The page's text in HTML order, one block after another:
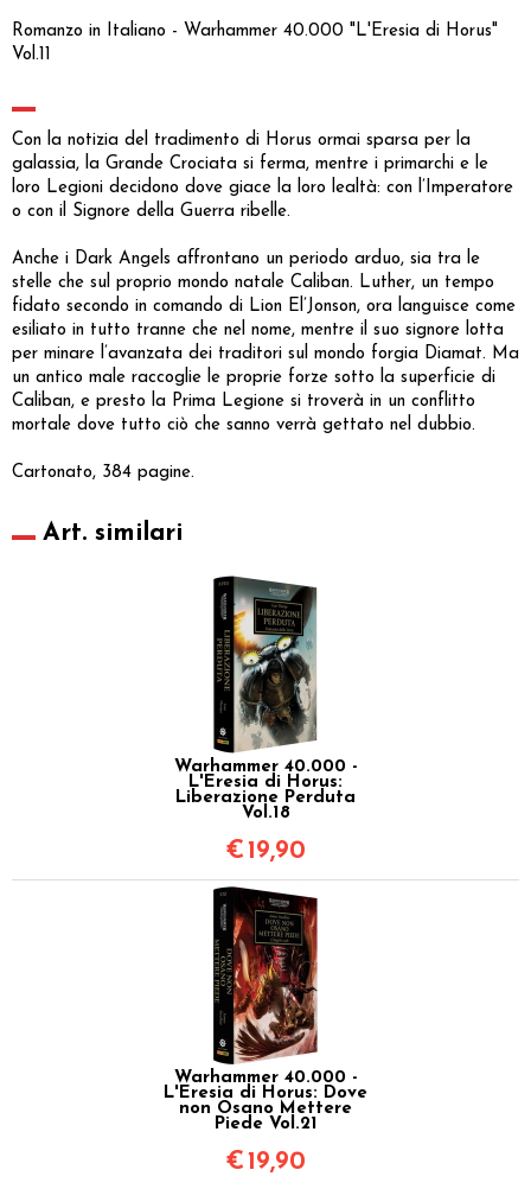
Romanzo in Italiano - Warhammer 40.000 "L'Eresia di Horus"
Vol.11
Con la notizia del tradimento di Horus ormai sparsa per la
galassia, la Grande Crociata si ferma, mentre i primarchi e le
loro Legioni decidono dove giace la loro lealtà: con l’Imperatore
o con il Signore della Guerra ribelle.
Anche i Dark Angels affrontano un periodo arduo, sia tra le
stelle che sul proprio mondo natale Caliban. Luther, un tempo
fidato secondo in comando di Lion El’Jonson, ora languisce come
esiliato in tutto tranne che nel nome, mentre il suo signore lotta
per minare l’avanzata dei traditori sul mondo forgia Diamat. Ma
un antico male raccoglie le proprie forze sotto la superficie di
Caliban, e presto la Prima Legione si troverà in un conflitto
mortale dove tutto ciò che sanno verrà gettato nel dubbio.
Cartonato, 384 pagine.
Art. similari
Warhammer 40.000 -
L'Eresia di Horus:
Liberazione Perduta
Vol.18
€ 19,90
Warhammer 40.000 -
L'Eresia di Horus: Dove
non Osano Mettere
Piede Vol.21
€ 19,90